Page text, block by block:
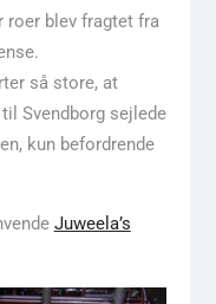
blev fragtet fra
så store, at
Svendborg sejlede
kun befordrende
Juweela’s